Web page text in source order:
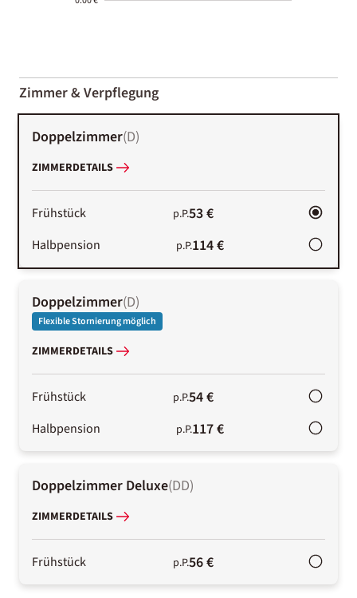
01-02
Zimmer & Verpflegung
Doppelzimmer(D)
ZIMMERDETAILS
Frühstück p.P.53 €
Halbpension p.P.114 €
Doppelzimmer(D)
Flexible Stornierung möglich
ZIMMERDETAILS
Frühstück p.P.54 €
Halbpension p.P.117 €
Doppelzimmer Deluxe(DD)
ZIMMERDETAILS
Frühstück p.P.56 €